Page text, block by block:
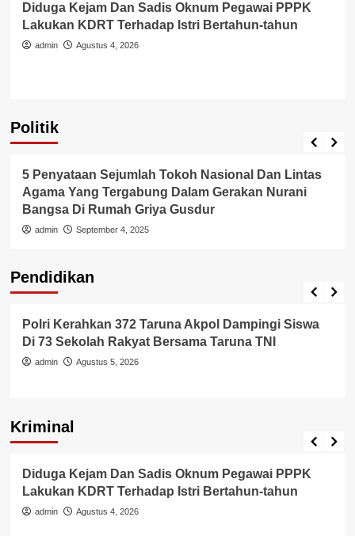
Diduga Kejam Dan Sadis Oknum Pegawai PPPK
Lakukan KDRT Terhadap Istri Bertahun-tahun
admin Agustus 4, 2026
Politik
Politik
5 Penyataan Sejumlah Tokoh Nasional Dan Lintas
Agama Yang Tergabung Dalam Gerakan Nurani
Bangsa Di Rumah Griya Gusdur
admin September 4, 2025
Pendidikan
Pendidikan
Polri Kerahkan 372 Taruna Akpol Dampingi Siswa
Di 73 Sekolah Rakyat Bersama Taruna TNI
admin Agustus 5, 2026
Kriminal
Berita Polisi
Diduga Kejam Dan Sadis Oknum Pegawai PPPK
Lakukan KDRT Terhadap Istri Bertahun-tahun
admin Agustus 4, 2026